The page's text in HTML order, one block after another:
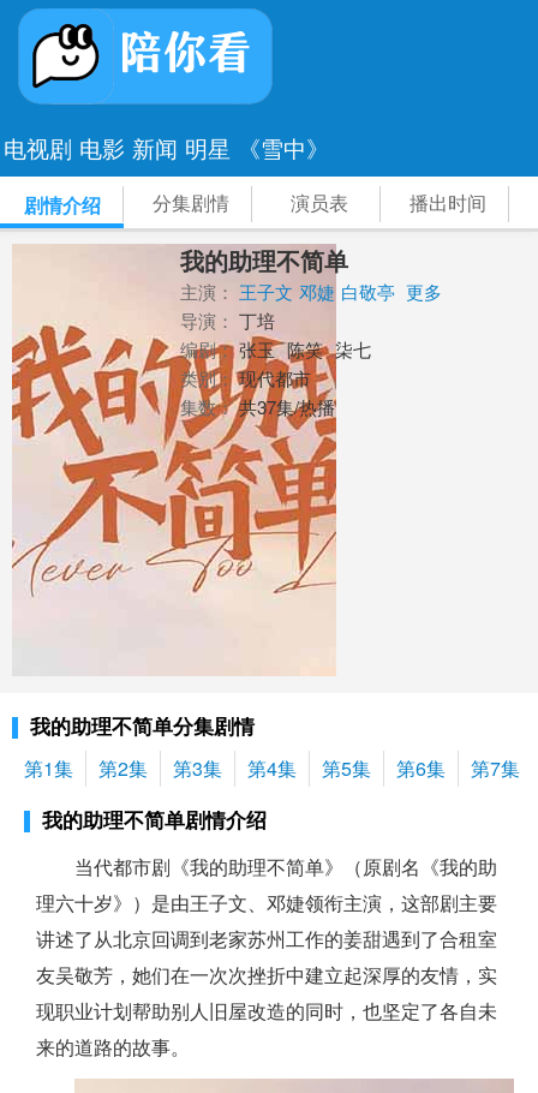
电视剧 电影 新闻 明星 《雪中》
剧情介绍 分集剧情 演员表 播出时间
我的助理不简单
主演： 王子文 邓婕 白敬亭 更多
导演： 丁培
编剧：张玉 陈笑 柒七
类别： 现代都市
集数：共37集/热播
我的助理不简单分集剧情
第1集 第2集 第3集 第4集 第5集 第6集 第7集
我的助理不简单剧情介绍
当代都市剧《我的助理不简单》（原剧名《我的助
理六十岁》）是由王子文、邓婕领衔主演，这部剧主要
讲述了从北京回调到老家苏州工作的姜甜遇到了合租室
友吴敬芳，她们在一次次挫折中建立起深厚的友情，实
现职业计划帮助别人旧屋改造的同时，也坚定了各自未
来的道路的故事。